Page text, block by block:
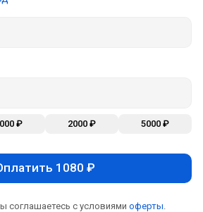
₽ 2000 ₽ 5000 ₽
1080 ₽
соглашаетесь с условиями оферты